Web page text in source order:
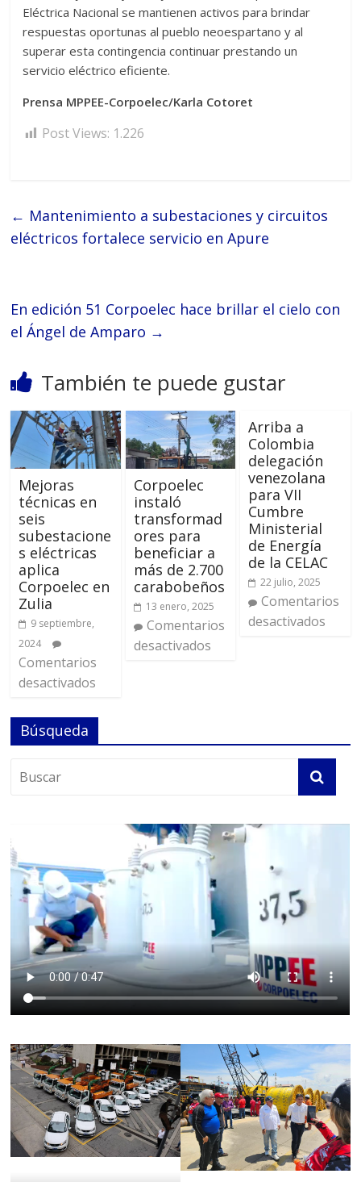
Eléctrica Nacional se mantienen activos para brindar
respuestas oportunas al pueblo neoespartano y al
superar esta contingencia continuar prestando un
servicio eléctrico eficiente.
Prensa MPPEE-Corpoelec/Karla Cotoret
Post Views: 1.226
← Mantenimiento a subestaciones y circuitos
eléctricos fortalece servicio en Apure
En edición 51 Corpoelec hace brillar el cielo con
el Ángel de Amparo →
También te puede gustar
Mejoras
técnicas en
seis
subestacione
s eléctricas
aplica
Corpoelec en
Zulia
9 septiembre,
2024
Comentarios
desactivados
Corpoelec
instaló
transformad
ores para
beneficiar a
más de 2.700
carabobeños
13 enero, 2025
Comentarios
desactivados
Arriba a
Colombia
delegación
venezolana
para VII
Cumbre
Ministerial
de Energía
de la CELAC
22 julio, 2025
Comentarios
desactivados
Búsqueda